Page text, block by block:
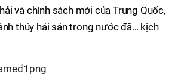
và chính sách mới của Trung Quốc,
thủy hải sản trong nước đã… kịch